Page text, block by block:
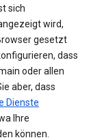
sich
wird,
gesetzt
dass
oder allen
aber, dass
Dienste
Ihre
können.